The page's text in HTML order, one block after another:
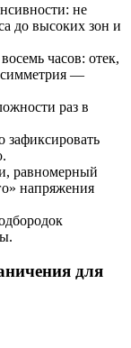
не
до высоких зон и
часов: отек,
—
раз в
зафиксировать
равномерный
напряжения
для